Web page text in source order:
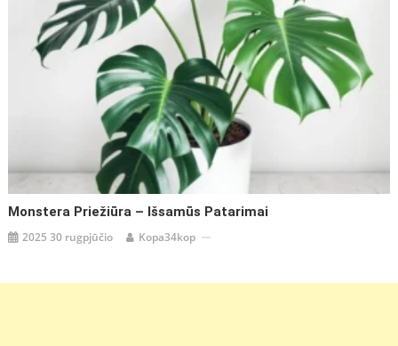
Monstera Priežiūra – Išsamūs Patarimai
2025 30 rugpjūčio Kopa34kop